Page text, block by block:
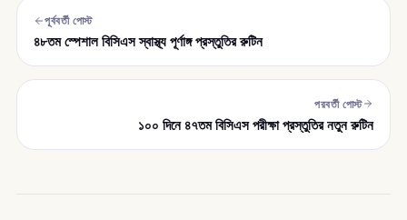
পূর্ববর্তী পোস্ট
৪৮তম স্পেশাল বিসিএস স্বাস্থ্য পূর্ণাঙ্গ প্রস্তুতির রুটিন
পরবর্তী পোস্ট
১০০ দিনে ৪৭তম বিসিএস পরীক্ষা প্রস্তুতির নতুন রুটিন